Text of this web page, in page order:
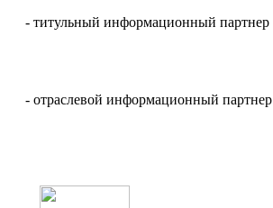
- титульный информационный партнер
- отраслевой информационный партнер